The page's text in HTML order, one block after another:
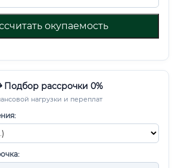
окупаемость
Подбор рассрочки 0%
нагрузки и переплат